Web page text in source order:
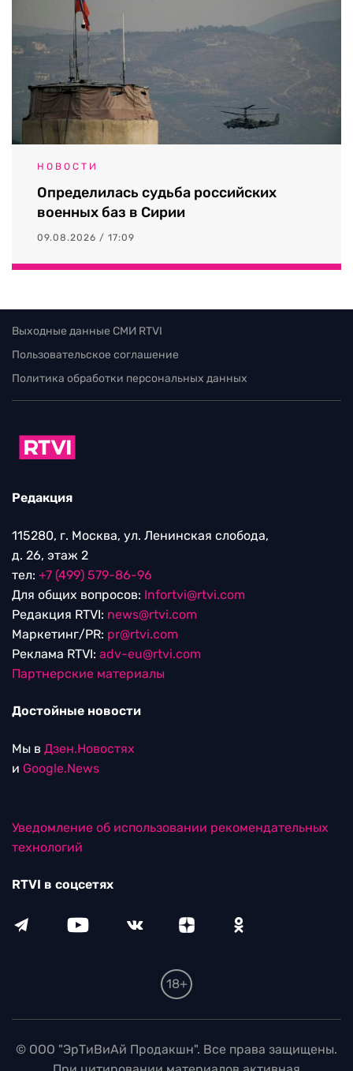
НОВОСТИ
Определилась судьба российских
военных баз в Сирии
09.08.2026 / 17:09
Выходные данные СМИ RTVI
Пользовательское соглашение
Политика обработки персональных данных
Редакция
115280, г. Москва, ул. Ленинская слобода,
д. 26, этаж 2
тел: +7 (499) 579-86-96
Для общих вопросов: Infortvi@rtvi.com
Редакция RTVI: news@rtvi.com
Маркетинг/PR: pr@rtvi.com
Реклама RTVI: adv-eu@rtvi.com
Партнерские материалы
Достойные новости
Мы в Дзен.Новостях
и Google.News
Уведомление об использовании рекомендательных
технологий
RTVI в соцсетях
18+
© ООО "ЭрТиВиАй Продакшн". Все права защищены.